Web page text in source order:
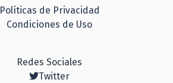
Políticas de Privacidad
Condiciones de Uso
Redes Sociales
Twitter